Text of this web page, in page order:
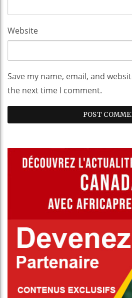
Website
Save my name, email, and
the next time I comment.